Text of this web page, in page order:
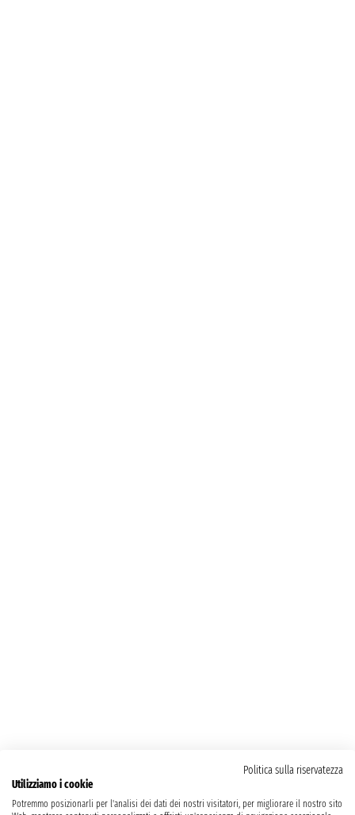
Politica sulla riservatezza
Utilizziamo i cookie
Potremmo posizionarli per l'analisi dei dati dei nostri visitatori, per migliorare il nostro sito